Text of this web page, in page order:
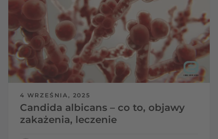
4 WRZEŚNIA, 2025
Candida albicans – co to, objawy
zakażenia, leczenie